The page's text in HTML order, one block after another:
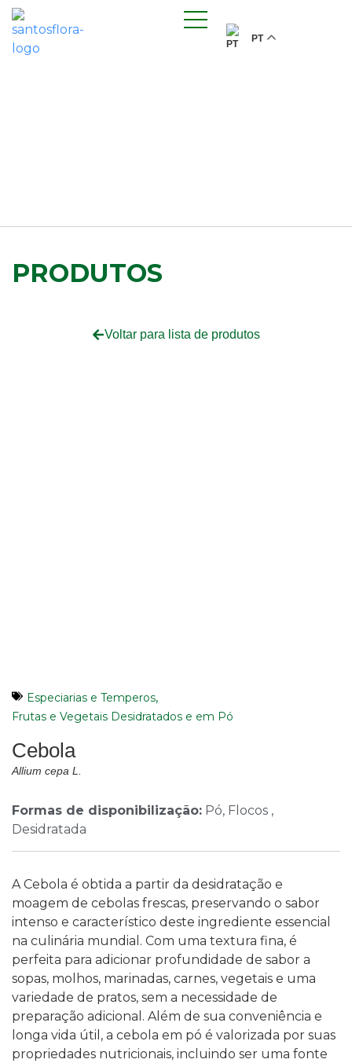
PT
PRODUTOS
Voltar para lista de produtos
Especiarias e Temperos,
Frutas e Vegetais Desidratados e em Pó
Cebola
Allium cepa L.
Formas de disponibilização: Pó, Flocos ,
Desidratada
A Cebola é obtida a partir da desidratação e
moagem de cebolas frescas, preservando o sabor
intenso e característico deste ingrediente essencial
na culinária mundial. Com uma textura fina, é
perfeita para adicionar profundidade de sabor a
sopas, molhos, marinadas, carnes, vegetais e uma
variedade de pratos, sem a necessidade de
preparação adicional. Além de sua conveniência e
longa vida útil, a cebola em pó é valorizada por suas
propriedades nutricionais, incluindo ser uma fonte